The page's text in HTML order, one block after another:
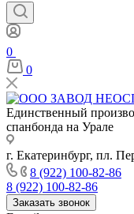
0
0
Единственный
спанбонда на Урале
г. Екатеринбург, пл.
8 (922) 100-82-86
8 (922) 100-82-86
Заказать звонок